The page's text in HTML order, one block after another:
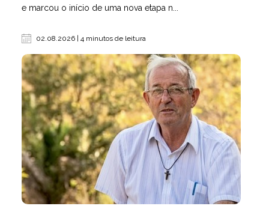
e marcou o início de uma nova etapa n...
02.08.2026 | 4 minutos de leitura